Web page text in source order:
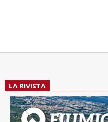
LA RIVISTA